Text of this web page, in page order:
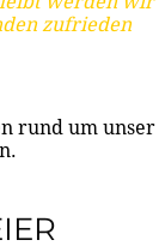
zufrieden
rund um unser